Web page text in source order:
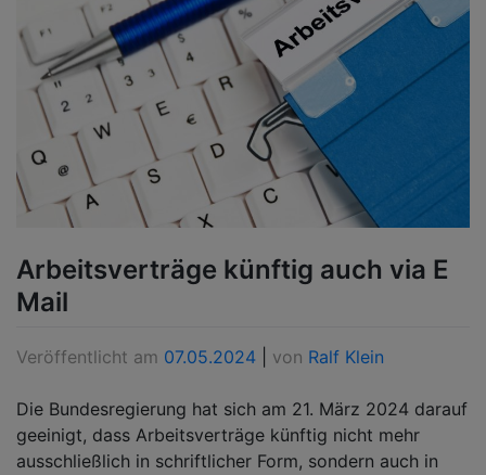
Arbeitsverträge künftig auch via E
Mail
Veröffentlicht am 07.05.2024 von Ralf Klein
Die Bundesregierung hat sich am 21. März 2024 darauf
geeinigt, dass Arbeitsverträge künftig nicht mehr
ausschließlich in schriftlicher Form, sondern auch in